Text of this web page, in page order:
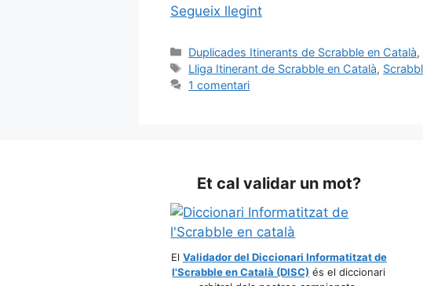
Segueix llegint
Categories
Duplicades Itinerants de Scrabble en Català,
Etiquetes
Lliga Itinerant de Scrabble en Català,
1 comentari
Et cal validar un mot?
El Validador del Diccionari Informatitzat de
l'Scrabble en Català (DISC) és el diccionari